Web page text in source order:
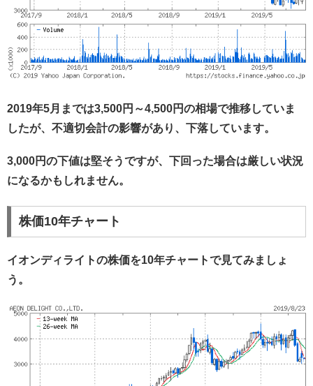
2019年5月までは3,500円～4,500円の相場で推移していま
したが、不適切会計の影響があり、下落しています。
3,000円の下値は堅そうですが、下回った場合は厳しい状況
になるかもしれません。
株価10年チャート
イオンディライトの株価を10年チャートで見てみましょ
う。